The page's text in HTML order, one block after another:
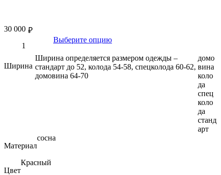
₽
30 000
Выберите опцию
Ширина
Ширина определяется размером одежды –
стандарт до 52, колода 54-58, спецколода 60-62,
домовина 64-70
домо
вина
коло
да
спец
коло
да
станд
арт
Материал
сосна
Цвет
Красный